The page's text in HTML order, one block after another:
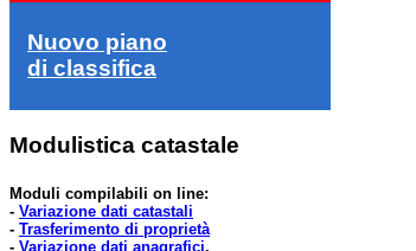
Nuovo piano
di classifica
Modulistica catastale
Moduli compilabili on line:
- Variazione dati catastali
- Trasferimento di proprietà
- Variazione dati anagrafici.